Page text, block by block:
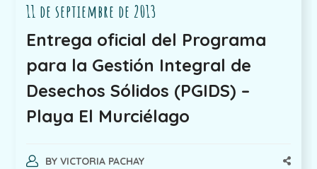
11 de septiembre de 2013
Entrega oficial del Programa
para la Gestión Integral de
Desechos Sólidos (PGIDS) –
Playa El Murciélago
BY VICTORIA PACHAY